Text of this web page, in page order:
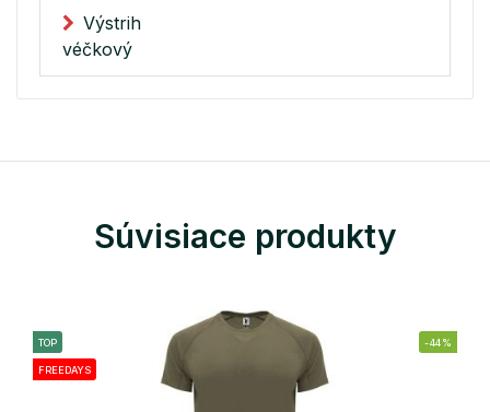
Výstrih
véčkový
Súvisiace produkty
TOP
FREEDAYS
-44%